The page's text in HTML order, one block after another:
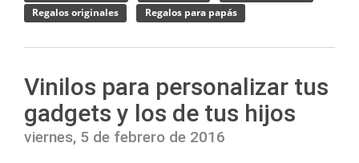
Regalos originales
Regalos para papás
Vinilos para personalizar tus
gadgets y los de tus hijos
viernes, 5 de febrero de 2016